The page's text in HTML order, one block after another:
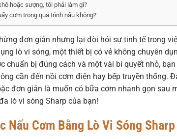
hoặc sượng, tôi phải làm gì?
cơm trong quá trình nấu không?
đơn giản nhưng lại đòi hỏi sự tinh tế trong
lò vi sóng, một thiết bị có vẻ không chuyên
chuẩn bị đúng cách và một vài bí quyết nhỏ,
cần đến nồi cơm điện hay bếp truyền thống.
đơn giản là muốn có bữa cơm nhanh gọn sau
lò vi sóng Sharp của bạn!
Nấu Cơm Bằng Lò Vi Sóng Sharp